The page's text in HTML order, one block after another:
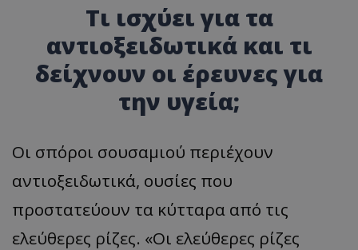
Τι ισχύει για τα
αντιοξειδωτικά και τι
δείχνουν οι έρευνες για
την υγεία;
Οι σπόροι σουσαμιού περιέχουν
αντιοξειδωτικά, ουσίες που
προστατεύουν τα κύτταρα από τις
ελεύθερες ρίζες. «Οι ελεύθερες ρίζες